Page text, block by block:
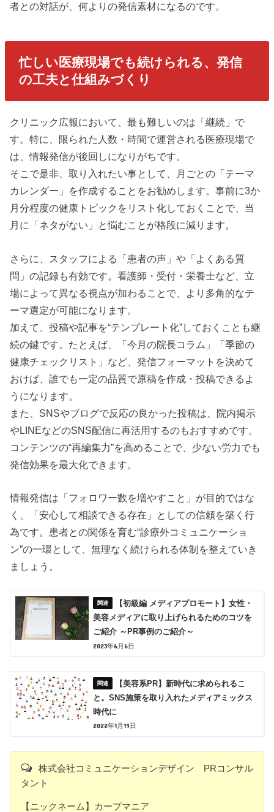
者との対話が、何よりの発信素材になるのです。
忙しい医療現場でも続けられる、発信
の工夫と仕組みづくり
クリニック広報において、最も難しいのは「継続」で
す。特に、限られた人数・時間で運営される医療現場で
は、情報発信が後回しになりがちです。
そこで是非、取り入れたい事として、月ごとの「テーマ
カレンダー」を作成することをお勧めします。事前に3か
月分程度の健康トピックをリスト化しておくことで、当
月に「ネタがない」と悩むことが格段に減ります。
さらに、スタッフによる「患者の声」や「よくある質
問」の記録も有効です。看護師・受付・栄養士など、立
場によって異なる視点が加わることで、より多角的なテ
ーマ選定が可能になります。
加えて、投稿や記事を“テンプレート化”しておくことも継
続の鍵です。たとえば、「今月の院長コラム」「季節の
健康チェックリスト」など、発信フォーマットを決めて
おけば、誰でも一定の品質で原稿を作成・投稿できるよ
うになります。
また、SNSやブログで反応の良かった投稿は、院内掲示
やLINEなどのSNS配信に再活用するのもおすすめです。
コンテンツの“再編集力”を高めることで、少ない労力でも
発信効果を最大化できます。
情報発信は「フォロワー数を増やすこと」が目的ではな
く、「安心して相談できる存在」としての信頼を築く行
為です。患者との関係を育む“診療外コミュニケーショ
ン”の一環として、無理なく続けられる体制を整えていき
ましょう。
【初級編 メディアプロモート】女性・
美容メディアに取り上げられるためのコツを
ご紹介 ～PR事例のご紹介～
2023年6月6日
【美容系PR】新時代に求められるこ
と。SNS施策を取り入れたメディアミックス
時代に
2022年1月19日
株式会社コミュニケーションデザイン PRコンサル
タント
【ニックネーム】カープマニア